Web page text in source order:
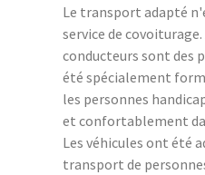
Le transport adapté
service de
conducteurs sont des
été spécialement
les personnes
et confortablement
Les véhicules ont été
transport de